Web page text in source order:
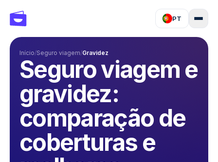
PT
Início/Seguro viagem/Gravidez
Seguro viagem e
gravidez:
comparação de
coberturas e